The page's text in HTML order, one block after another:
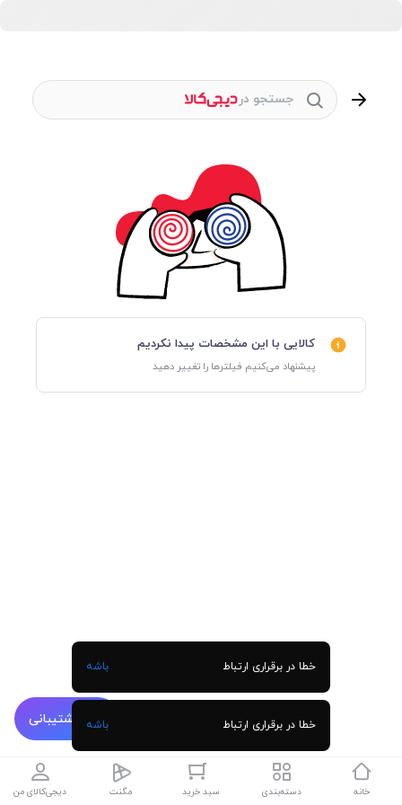
پشتیبانی
جستجو در
کالایی با این مشخصات پیدا نکردیم
پیشنهاد می‌کنیم فیلترها را تغییر دهید
خانه دسته‌بندی سبد خرید مگنت دیجی‌کالای من
خطا در برقراری ارتباط باشه
خطا در برقراری ارتباط باشه